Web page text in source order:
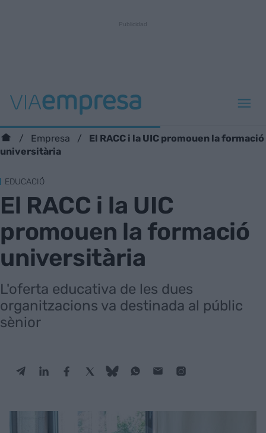
Empresa
El RACC i la UIC promouen la formació
universitària
EDUCACIÓ
El RACC i la UIC
promouen la formació
universitària
L'oferta educativa de les dues
organitzacions va destinada al públic
sènior